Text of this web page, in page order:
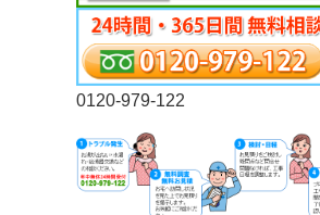
0120-979-122